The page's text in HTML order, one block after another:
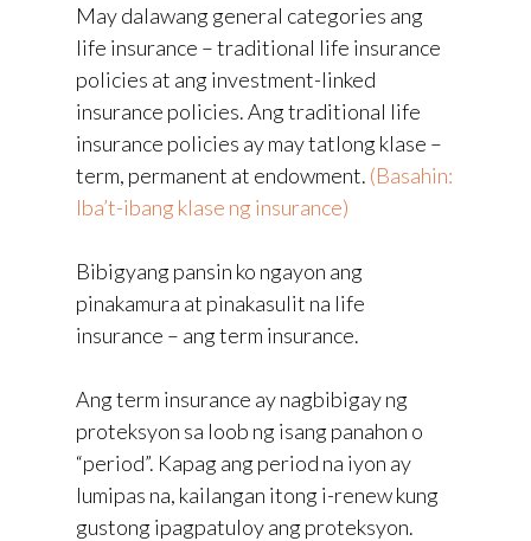
May dalawang general categories ang
life insurance – traditional life insurance
policies at ang investment-linked
insurance policies. Ang traditional life
insurance policies ay may tatlong klase –
term, permanent at endowment. (Basahin:
Iba’t-ibang klase ng insurance)
Bibigyang pansin ko ngayon ang
pinakamura at pinakasulit na life
insurance – ang term insurance.
Ang term insurance ay nagbibigay ng
proteksyon sa loob ng isang panahon o
“period”. Kapag ang period na iyon ay
lumipas na, kailangan itong i-renew kung
gustong ipagpatuloy ang proteksyon.